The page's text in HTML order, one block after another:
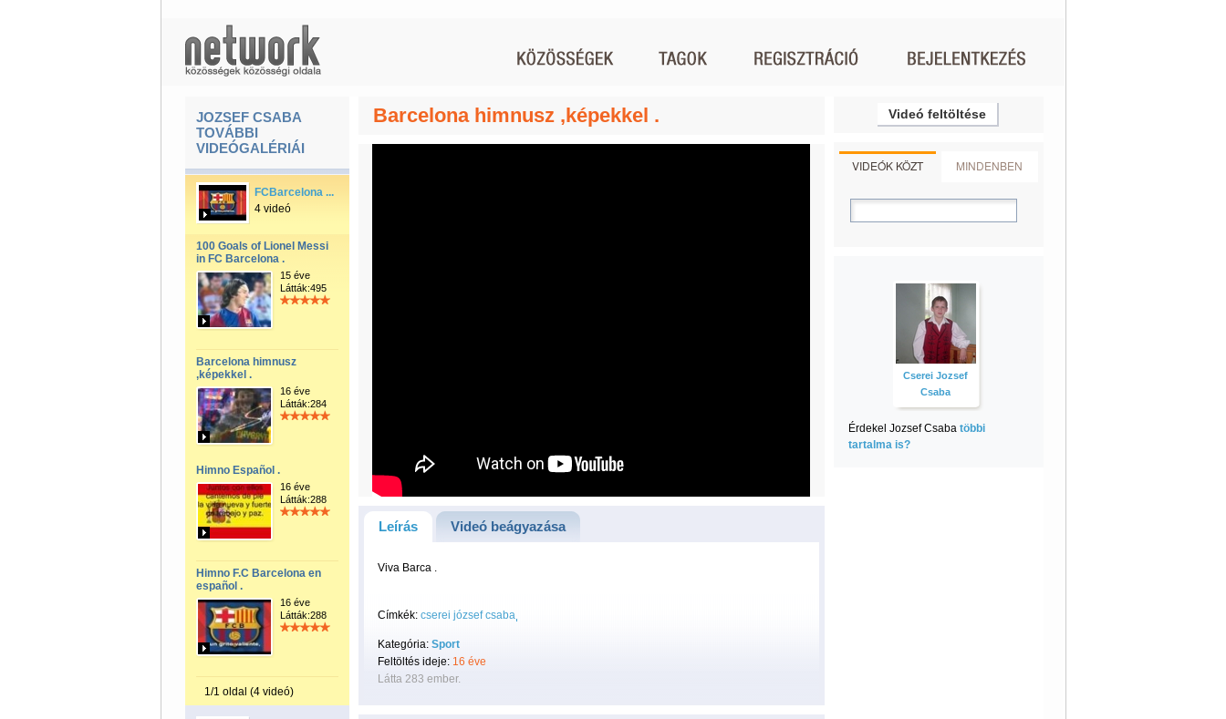
JOZSEF CSABA
TOVÁBBI
VIDEÓGALÉRIÁI
FCBarcelona ...
4 videó
100 Goals of Lionel Messi
in FC Barcelona .
15 éve
Látták:495
Barcelona himnusz
,képekkel .
16 éve
Látták:284
Himno Español .
16 éve
Látták:288
Himno F.C Barcelona en
español .
16 éve
Látták:288
1/1 oldal (4 videó)
Barcelona himnusz ,képekkel .
Leírás Videó beágyazása
Viva Barca .
Címkék: cserei józsef csaba
Kategória: Sport
Feltöltés ideje: 16 éve
Látta 283 ember.
Videó feltöltése
VIDEÓK KÖZT MINDENBEN
Cserei Jozsef
Csaba
Érdekel Jozsef Csaba többi
tartalma is?